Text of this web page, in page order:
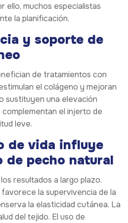
ello, muchos especialistas
la planificación.
y soporte de
de tratamientos con
el colágeno y mejoran
sustituyen una elevación
complementan el injerto de
leve.
de vida influye
de pecho natural
resultados a largo plazo.
la supervivencia de la
la elasticidad cutánea. La
del tejido. El uso de